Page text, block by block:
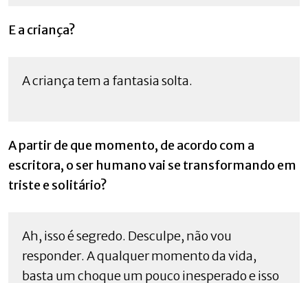
E a criança?
A criança tem a fantasia solta.
A partir de que momento, de acordo com a
escritora, o ser humano vai se transformando em
triste e solitário?
Ah, isso é segredo. Desculpe, não vou
responder. A qualquer momento da vida,
basta um choque um pouco inesperado e isso